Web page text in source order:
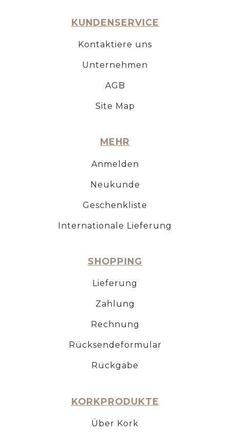
KUNDENSERVICE
Kontaktiere uns
Unternehmen
AGB
Site Map
MEHR
Anmelden
Neukunde
Geschenkliste
Internationale Lieferung
SHOPPING
Lieferung
Zahlung
Rechnung
Rücksendeformular
Rückgabe
KORKPRODUKTE
Über Kork